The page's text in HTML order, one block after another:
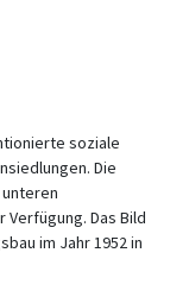
soziale
Die
Das Bild
im Jahr 1952 in